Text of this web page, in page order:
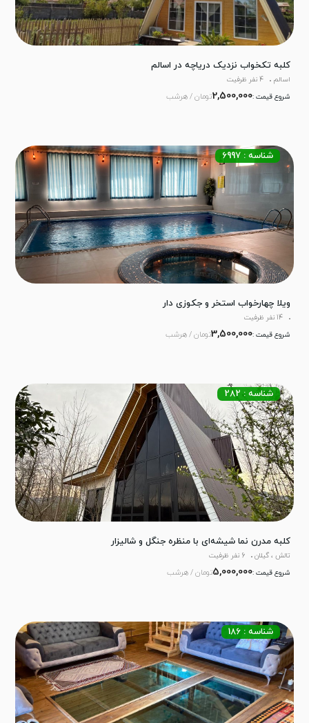
کلبه تکخواب نزدیک دریاچه در اسالم
اسالم
4 نفر ظرفیت
شروع قیمت :2,500,000تومان / هرشب
ویلا چهارخواب استخر و جکوزی دار
شناسه : 6997
14 نفر ظرفیت
شروع قیمت :3,500,000تومان / هرشب
کلبه مدرن نما شیشه‌ای با منظره جنگل و شالیزار
شناسه : 282
تالش ، گیلان
6 نفر ظرفیت
شروع قیمت :5,000,000تومان / هرشب
شناسه : 186